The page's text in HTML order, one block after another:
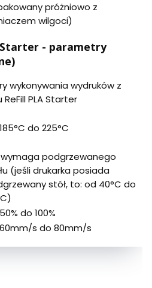
próżniowo z
wilgoci)
Starter - parametry
wykonywania wydruków z
PLA Starter
do 225°C
podgrzewanego
(jeśli drukarka posiada
stół, to: od 40°C do
do 100%
s do 80mm/s